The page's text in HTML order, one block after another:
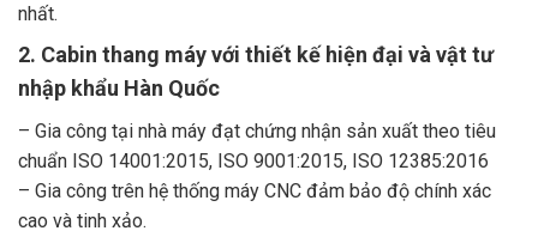
nhất.
2. Cabin thang máy với thiết kế hiện đại và vật tư
nhập khẩu Hàn Quốc
– Gia công tại nhà máy đạt chứng nhận sản xuất theo tiêu
chuẩn ISO 14001:2015, ISO 9001:2015, ISO 12385:2016
– Gia công trên hệ thống máy CNC đảm bảo độ chính xác
cao và tinh xảo.